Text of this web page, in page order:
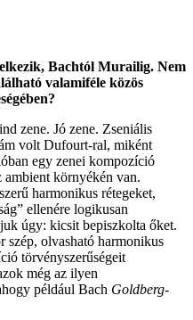
Bachtól Murailig. Nem
valamiféle közös
zene. Jó zene. Zseniális
volt Dufourt-ral, miként
egy zenei kompozíció
ambient környékén van.
harmonikus rétegeket,
ellenére logikusan
úgy: kicsit bepiszkolta őket.
szép, olvasható harmonikus
törvényszerűségeit
még az ilyen
például Bach Goldberg-